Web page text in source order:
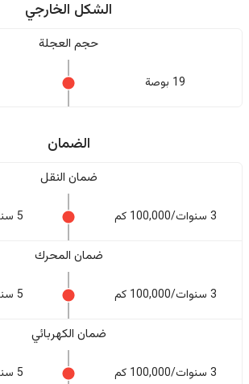
الشكل الخارجي
حجم العجلة
19 بوصة
الضمان
ضمان النقل
3 سنوات/100,000 كم 5 سنوات/100,000 كم
ضمان المحرك
3 سنوات/100,000 كم 5 سنوات/100,000 كم
ضمان الكهربائي
3 سنوات/100,000 كم 5 سنوات/100,000 كم